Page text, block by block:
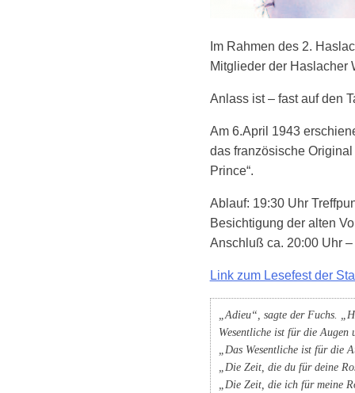
Im Rahmen des 2.
Mitglieder der Haslacher
Anlass ist – fast auf den
Am 6.April 1943
das französische
Prince“.
Ablauf: 19:30 Uhr
Besichtigung der alten
Anschluß ca. 20:00 Uhr
Link zum Lesefest der
„Adieu“, sagte der Fuchs.
Wesentliche ist für die Augen
„Das Wesentliche ist für die
„Die Zeit, die du für deine
„Die Zeit, die ich für meine